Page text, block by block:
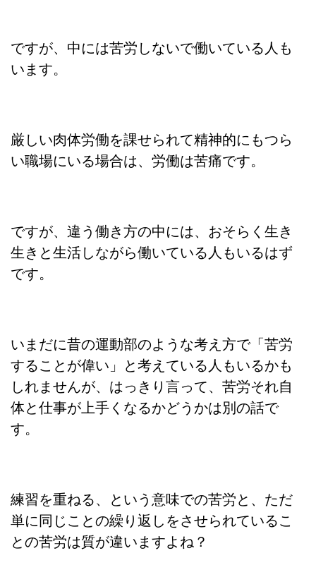
ですが、中には苦労しないで働いている人も
います。
厳しい肉体労働を課せられて精神的にもつら
い職場にいる場合は、労働は苦痛です。
ですが、違う働き方の中には、おそらく生き
生きと生活しながら働いている人もいるはず
です。
いまだに昔の運動部のような考え方で「苦労
することが偉い」と考えている人もいるかも
しれませんが、はっきり言って、苦労それ自
体と仕事が上手くなるかどうかは別の話で
す。
練習を重ねる、という意味での苦労と、ただ
単に同じことの繰り返しをさせられているこ
との苦労は質が違いますよね？